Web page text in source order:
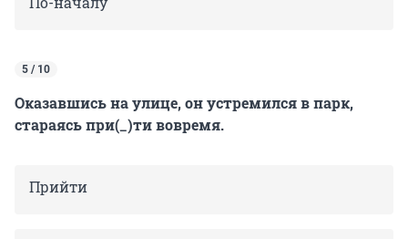
5 / 10
Оказавшись на улице, он устремился в парк,
стараясь при(_)ти вовремя.
Прийти